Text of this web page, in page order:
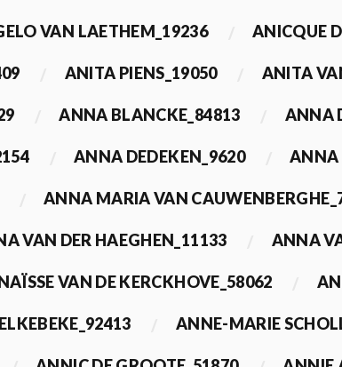
VAN LAETHEM_19236 ANICQUE
ANITA PIENS_19050 ANITA
ANNA BLANCKE_84813 ANNA
ANNA DEDEKEN_9620 ANNA
ANNA MARIA VAN
VAN DER HAEGHEN_11133 ANNA
VAN DE KERCKHOVE_58062
ANNE-MARIE